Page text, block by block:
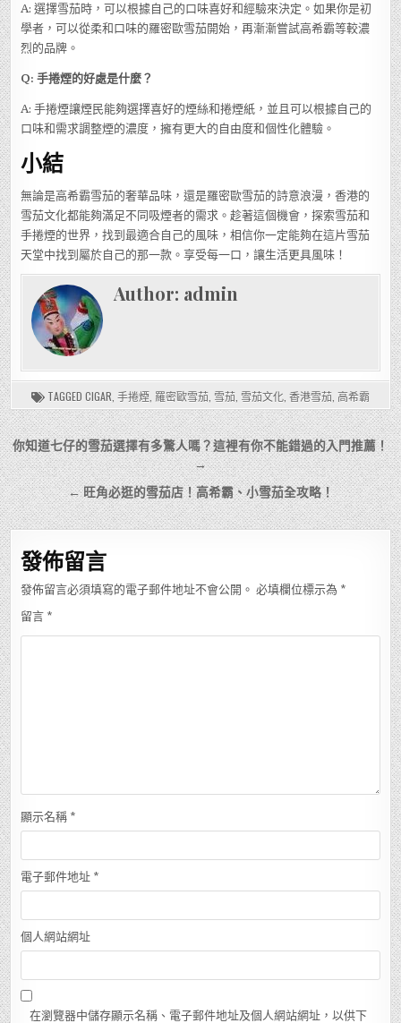
A: 選擇雪茄時，可以根據自己的口味喜好和經驗來決定。如果你是初
學者，可以從柔和口味的羅密歐雪茄開始，再漸漸嘗試高希霸等較濃
烈的品牌。
Q: 手捲煙的好處是什麼？
A: 手捲煙讓煙民能夠選擇喜好的煙絲和捲煙紙，並且可以根據自己的
口味和需求調整煙的濃度，擁有更大的自由度和個性化體驗。
小結
無論是高希霸雪茄的奢華品味，還是羅密歐雪茄的詩意浪漫，香港的
雪茄文化都能夠滿足不同吸煙者的需求。趁著這個機會，探索雪茄和
手捲煙的世界，找到最適合自己的風味，相信你一定能夠在這片雪茄
天堂中找到屬於自己的那一款。享受每一口，讓生活更具風味！
Author: admin
TAGGED CIGAR 手捲煙 羅密歐雪茄 雪茄 雪茄文化 香港雪茄 高希霸
文
章
導
覽
你知道七仔的雪茄選擇有多驚人嗎？這裡有你不能錯過的入門推薦！
→
← 旺角必逛的雪茄店！高希霸、小雪茄全攻略！
發佈留言
發佈留言必須填寫的電子郵件地址不會公開。 必填欄位標示為 *
留言 *
顯示名稱 *
電子郵件地址 *
個人網站網址
在瀏覽器中儲存顯示名稱、電子郵件地址及個人網站網址，以供下